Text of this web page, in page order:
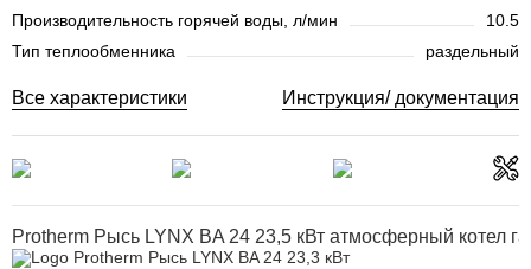
Производительность горячей воды, л/мин
10.5
Тип теплообменника
раздельный
Все характеристики Инструкция/ документация
Protherm Рысь LYNX BA 24 23,5 кВт атмосферный котел